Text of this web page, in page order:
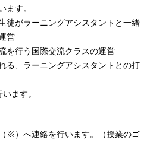
ます。
徒がラーニングアシスタントと一緒
営
を行う国際交流クラスの運営
る、ラーニングアシスタントとの打
ます。
※）へ連絡を行います。（授業のゴ